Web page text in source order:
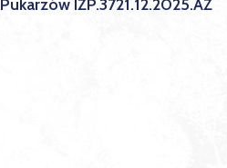
Pukarzów IZP.3721.12.2025.AZ